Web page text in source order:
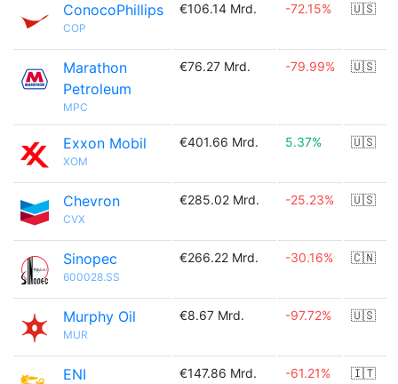
ConocoPhillips
COP
€106.14 Mrd. -72.15% 🇺🇸
Marathon
Petroleum
MPC
€76.27 Mrd. -79.99% 🇺🇸
Exxon Mobil
XOM
€401.66 Mrd. 5.37% 🇺🇸
Chevron
CVX
€285.02 Mrd. -25.23% 🇺🇸
Sinopec
600028.SS
€266.22 Mrd. -30.16% 🇨🇳
Murphy Oil
MUR
€8.67 Mrd. -97.72% 🇺🇸
ENI €147.86 Mrd. -61.21% 🇮🇹